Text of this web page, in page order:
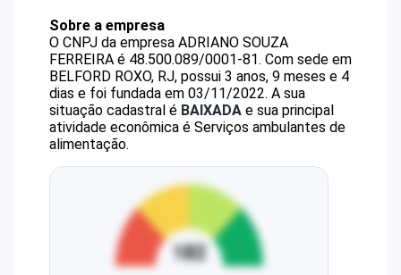
Sobre a empresa
O CNPJ da empresa ADRIANO SOUZA
FERREIRA é 48.500.089/0001-81. Com sede em
BELFORD ROXO, RJ, possui 3 anos, 9 meses e 4
dias e foi fundada em 03/11/2022. A sua
situação cadastral é BAIXADA e sua principal
atividade econômica é Serviços ambulantes de
alimentação.